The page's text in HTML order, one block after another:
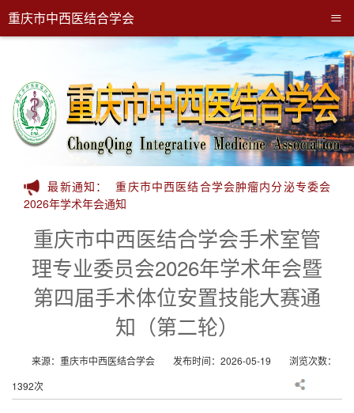
重庆市中西医结合学会 ≡
最新通知：重庆市中西医结合学会肿瘤内分泌专委会
2026年学术年会通知
重庆市中西医结合学会手术室管
理专业委员会2026年学术年会暨
第四届手术体位安置技能大赛通
知（第二轮）
来源：重庆市中西医结合学会 发布时间：2026-05-19
浏览次数：
1392次